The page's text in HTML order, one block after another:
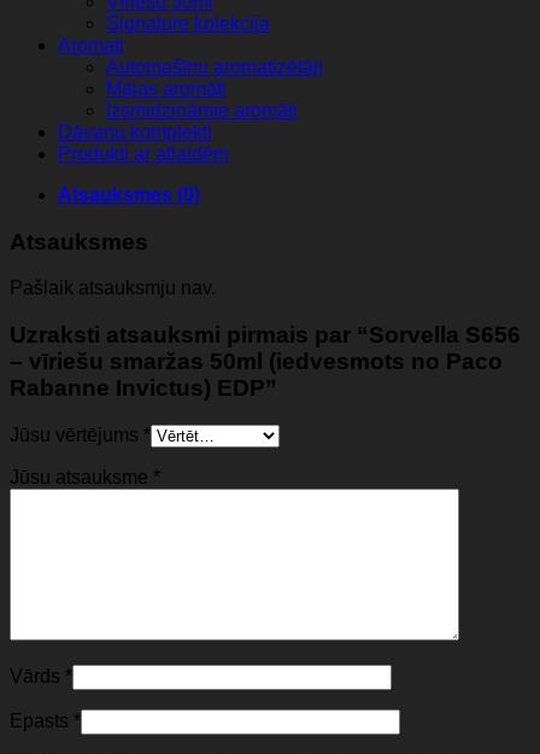
Signature kolekcija
Aromati
Automašīnu aromatizētāji
Mājas aromāti
Izsmidzināmie aromāti
Dāvanu komplekti
Produkti ar atlaidēm
Atsauksmes (0)
Atsauksmes
Pašlaik atsauksmju nav.
Uzraksti atsauksmi pirmais par “Sorvella S656
– vīriešu smaržas 50ml (iedvesmots no Paco
Rabanne Invictus) EDP”
Jūsu vērtējums *
Jūsu atsauksme *
Vārds *
Epasts *